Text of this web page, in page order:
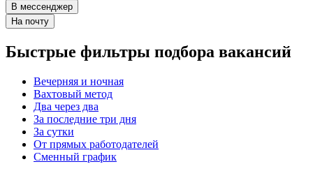
В мессенджер
На почту
Быстрые фильтры подбора вакансий
Вечерняя и ночная
Вахтовый метод
Два через два
За последние три дня
За сутки
От прямых работодателей
Сменный график